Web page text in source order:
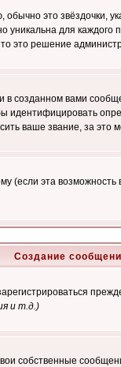
это
для
это решение
вами
идентифицировать
ваше звание, за
(если эта
Создание
и т.д.)
собственные